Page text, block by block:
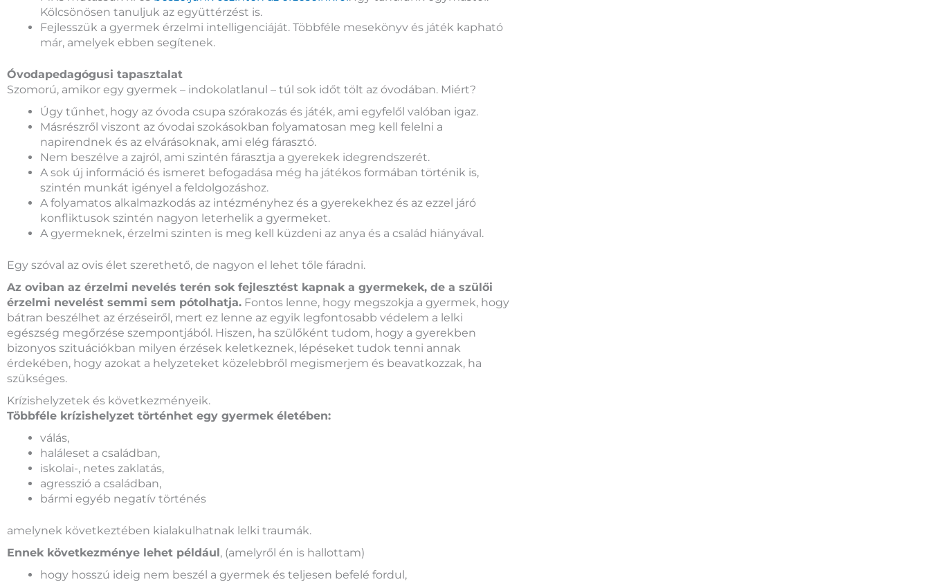
Kölcsönösen tanuljuk az együttérzést is.
Fejlesszük a gyermek érzelmi intelligenciáját. Többféle mesekönyv és játék kapható
már, amelyek ebben segítenek.
Óvodapedagógusi tapasztalat
Szomorú, amikor egy gyermek – indokolatlanul – túl sok időt tölt az óvodában. Miért?
Úgy tűnhet, hogy az óvoda csupa szórakozás és játék, ami egyfelől valóban igaz.
Másrészről viszont az óvodai szokásokban folyamatosan meg kell felelni a
napirendnek és az elvárásoknak, ami elég fárasztó.
Nem beszélve a zajról, ami szintén fárasztja a gyerekek idegrendszerét.
A sok új információ és ismeret befogadása még ha játékos formában történik is,
szintén munkát igényel a feldolgozáshoz.
A folyamatos alkalmazkodás az intézményhez és a gyerekekhez és az ezzel járó
konfliktusok szintén nagyon leterhelik a gyermeket.
A gyermeknek, érzelmi szinten is meg kell küzdeni az anya és a család hiányával.
Egy szóval az ovis élet szerethető, de nagyon el lehet tőle fáradni.
Az oviban az érzelmi nevelés terén sok fejlesztést kapnak a gyermekek, de a szülői
érzelmi nevelést semmi sem pótolhatja. Fontos lenne, hogy megszokja a gyermek, hogy
bátran beszélhet az érzéseiről, mert ez lenne az egyik legfontosabb védelem a lelki
egészség megőrzése szempontjából. Hiszen, ha szülőként tudom, hogy a gyerekben
bizonyos szituációkban milyen érzések keletkeznek, lépéseket tudok tenni annak
érdekében, hogy azokat a helyzeteket közelebbről megismerjem és beavatkozzak, ha
szükséges.
Krízishelyzetek és következményeik.
Többféle krízishelyzet történhet egy gyermek életében:
válás,
haláleset a családban,
iskolai-, netes zaklatás,
agresszió a családban,
bármi egyéb negatív történés
amelynek következtében kialakulhatnak lelki traumák.
Ennek következménye lehet például, (amelyről én is hallottam)
hogy hosszú ideig nem beszél a gyermek és teljesen befelé fordul,